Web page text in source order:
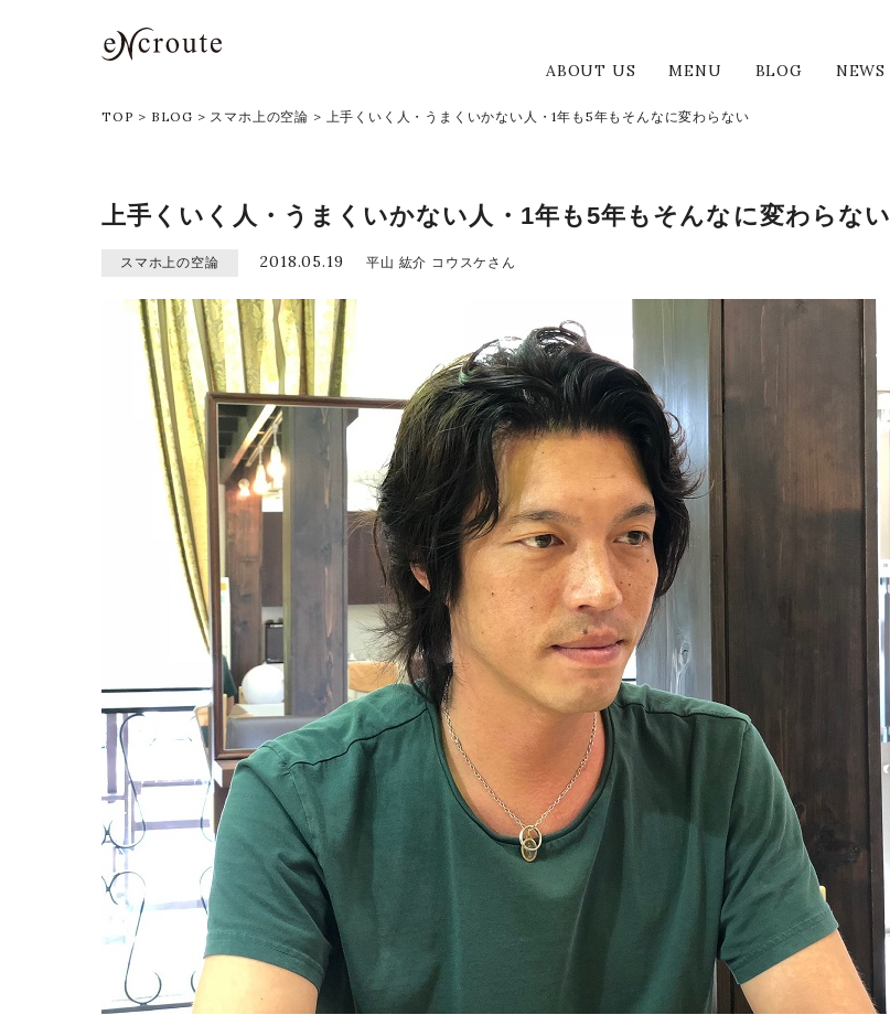
ABOUT US MENU BLOG NEWS
TOP > BLOG > スマホ上の空論 > 上手くいく人・うまくいかない人・1年も5年もそんなに変わらない
上手くいく人・うまくいかない人・1年も5年もそんなに変わらない
スマホ上の空論 2018.05.19 平山 紘介 コウスケさん